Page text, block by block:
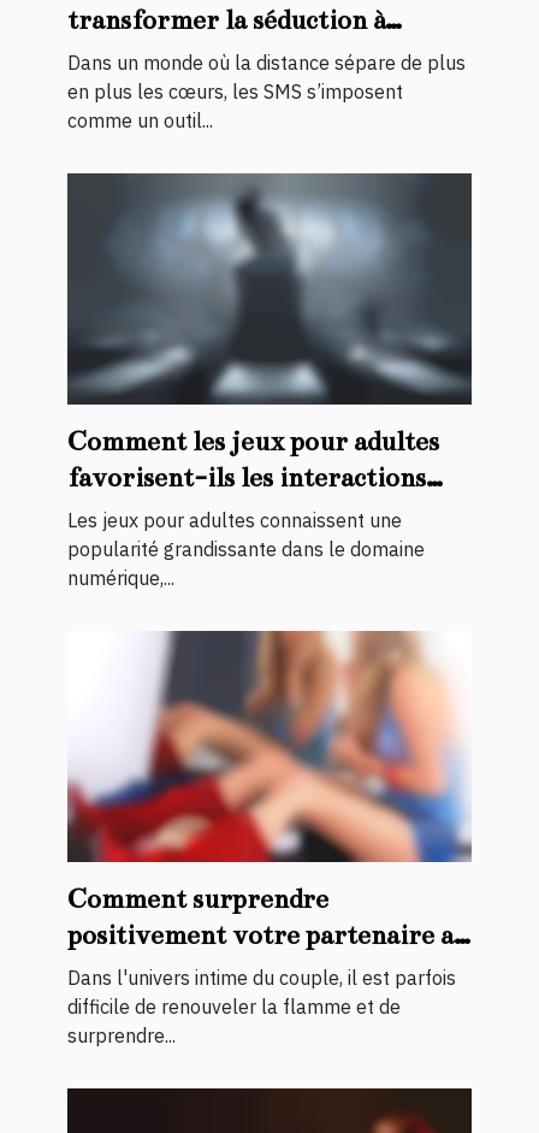
transformer la séduction à
distance ?
Dans un monde où la distance sépare de plus
en plus les cœurs, les SMS s’imposent
comme un outil...
Comment les jeux pour adultes
favorisent-ils les interactions
virtuelles ?
Les jeux pour adultes connaissent une
popularité grandissante dans le domaine
numérique,...
Comment surprendre
positivement votre partenaire au
lit ?
Dans l'univers intime du couple, il est parfois
difficile de renouveler la flamme et de
surprendre...